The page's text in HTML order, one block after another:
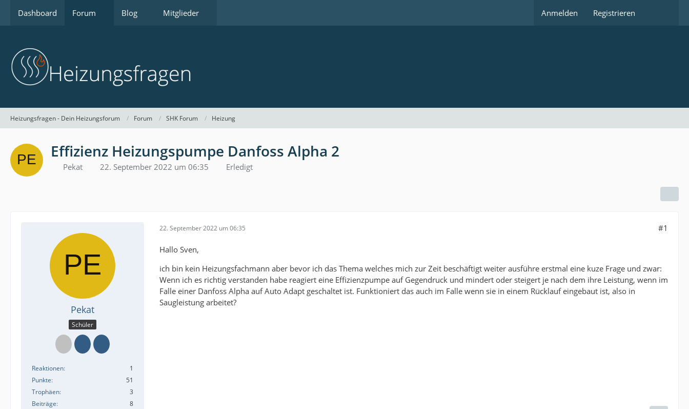
Dashboard Forum Blog Mitglieder Anmelden Registrieren
Heizungsfragen - Dein Heizungsforum Forum SHK Forum Heizung
Effizienz Heizungspumpe Danfoss Alpha 2
Pekat 22. September 2022 um 06:35 Erledigt
Pekat
Schüler
Reaktionen
1
Punkte
51
Trophäen
3
Beiträge
8
22. September 2022 um 06:35 #1
Hallo Sven,
ich bin kein Heizungsfachmann aber bevor ich das Thema welches mich zur Zeit beschäftigt weiter ausführe erstmal eine kuze Frage und zwar:
Wenn ich es richtig verstanden habe reagiert eine Effizienzpumpe auf Gegendruck und mindert oder steigert je nach dem ihre Leistung, wenn im
Falle einer Danfoss Alpha auf Auto Adapt geschaltet ist. Funktioniert das auch im Falle wenn sie in einem Rücklauf eingebaut ist, also in
Saugleistung arbeitet?